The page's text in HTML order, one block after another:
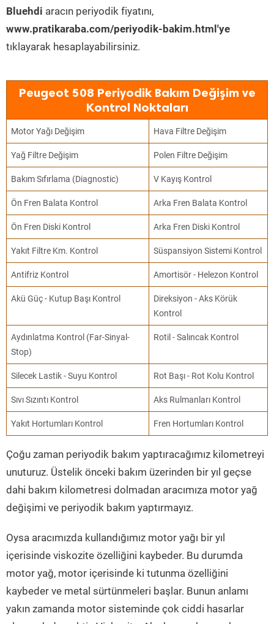
Bluehdi aracın periyodik fiyatını,
www.pratikaraba.com/periyodik-bakim.html'ye
tıklayarak hesaplayabilirsiniz.
Peugeot 508 Periyodik Bakım Değişim ve
Kontrol Noktaları
Motor Yağı Değişim Hava Filtre Değişim
Yağ Filtre Değişim Polen Filtre Değişim
Bakım Sıfırlama (Diagnostic) V Kayış Kontrol
Ön Fren Balata Kontrol Arka Fren Balata Kontrol
Ön Fren Diski Kontrol Arka Fren Diski Kontrol
Yakıt Filtre Km. Kontrol Süspansiyon Sistemi Kontrol
Antifriz Kontrol Amortisör - Helezon Kontrol
Akü Güç - Kutup Başı Kontrol
Direksiyon - Aks Körük
Kontrol
Aydınlatma Kontrol (Far-Sinyal-
Stop)
Rotil - Salıncak Kontrol
Silecek Lastik - Suyu Kontrol Rot Başı - Rot Kolu Kontrol
Sıvı Sızıntı Kontrol Aks Rulmanları Kontrol
Yakıt Hortumları Kontrol Fren Hortumları Kontrol
Çoğu zaman periyodik bakım yaptıracağımız kilometreyi
unuturuz. Üstelik önceki bakım üzerinden bir yıl geçse
dahi bakım kilometresi dolmadan aracımıza motor yağ
değişimi ve periyodik bakım yaptırmayız.
Oysa aracımızda kullandığımız motor yağı bir yıl
içerisinde viskozite özelliğini kaybeder. Bu durumda
motor yağ, motor içerisinde ki tutunma özelliğini
kaybeder ve metal sürtünmeleri başlar. Bunun anlamı
yakın zamanda motor sisteminde çok ciddi hasarlar